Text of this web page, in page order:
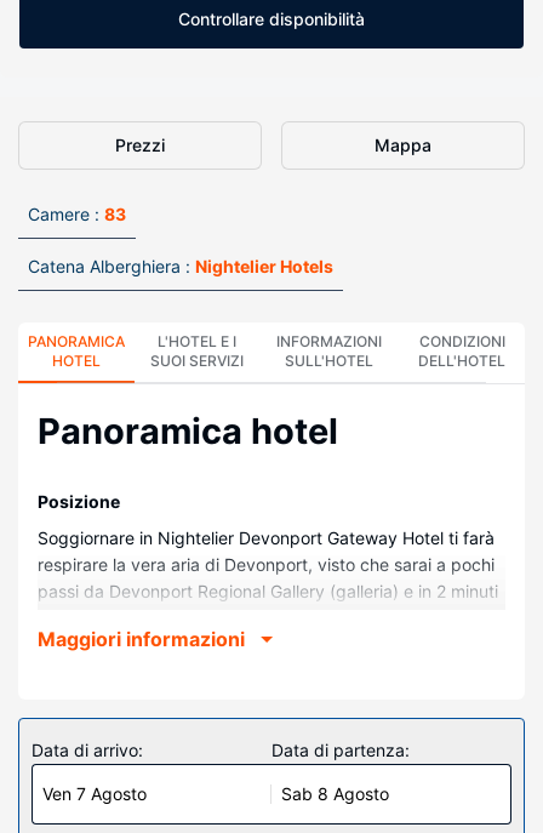
Controllare disponibilità
Prezzi Mappa
Camere : 83
Catena Alberghiera : Nightelier Hotels
PANORAMICA
HOTEL
L'HOTEL E I
SUOI SERVIZI
INFORMAZIONI
SULL'HOTEL
CONDIZIONI
DELL'HOTEL
Panoramica hotel
Posizione
Soggiornare in Nightelier Devonport Gateway Hotel ti farà
respirare la vera aria di Devonport, visto che sarai a pochi
passi da Devonport Regional Gallery (galleria) e in 2 minuti
Questo hotel per golfisti dista 1,7 km da Bluff Beach e 2,3
Nelle 83 camere della struttura ti sentirai come a casa. Il
Wi-Fi gratuito ti consente di restare in contatto con il
mondo. I comfort includono casseforti, ferri/assi da stiro e
telefoni con chiamate urbane gratuite.
Maggiori informazioni
Data di arrivo:
Ven 7 Agosto
Data di partenza:
Sab 8 Agosto